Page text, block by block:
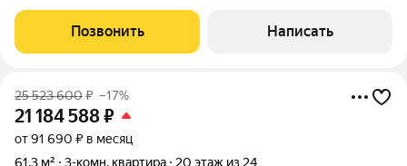
Адрес: Москва, ул. Вильгельма Пика, 1. Ключевые
преимущества квартиры:Престижный
Позвонить Написать
25 523 600₽ –17%
21 184 588₽
от 91 690 ₽ в месяц
61,3 м²
3-комн. квартира 20 этаж из 24